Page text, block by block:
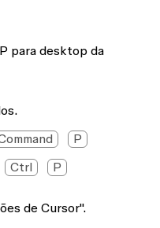
para desktop da
P
Ctrl P
de Cursor".